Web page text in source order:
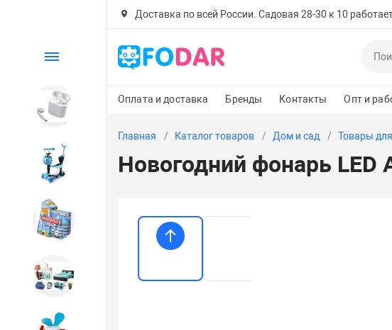
Доставка по всей России. Садовая 28-30 к 10
Оплата и доставка Бренды Контакты Опт и
Каталог
Электроника
Детский транспорт
Настольные игры
Дом и сад
Главная Каталог товаров Дом и сад Товары
Новогодний фонарь LED